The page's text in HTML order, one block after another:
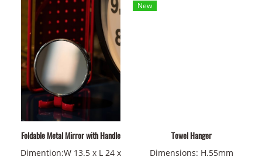
Foldable Metal Mirror with Handle
Dimention:W 13.5 x L 24 x
New
Towel Hanger
Dimensions: H.55mm